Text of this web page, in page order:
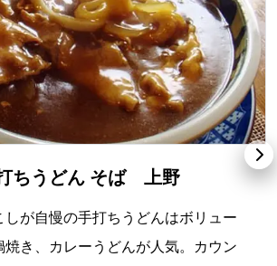
ちうどん そば 上野
しが自慢の手打ちうどんはボリュー
焼き、カレーうどんが人気。カウン